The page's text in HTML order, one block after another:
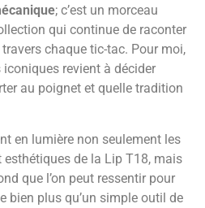
; c’est un morceau
qui continue de raconter
chaque tic-tac. Pour moi,
revient à décider
au poignet et quelle tradition
en lumière non seulement les
de la Lip T18, mais
que l’on peut ressentir pour
bien plus qu’un simple outil de